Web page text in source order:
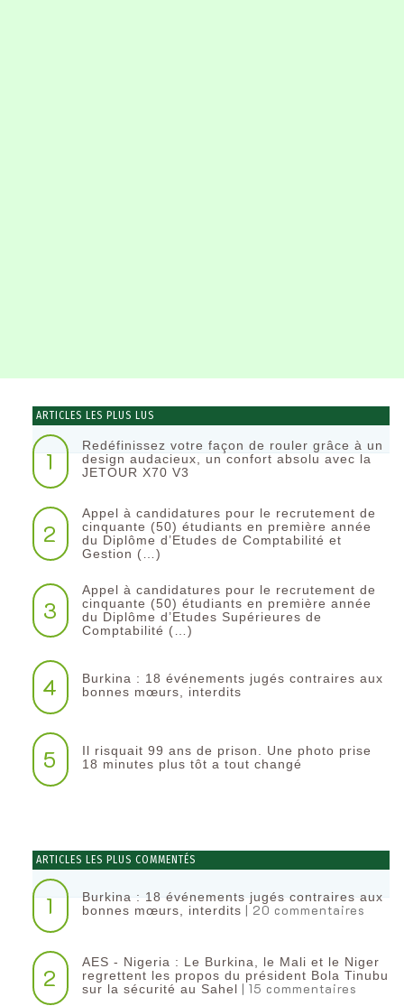
ARTICLES LES PLUS LUS
1
Redéfinissez votre façon de rouler grâce à un
design audacieux, un confort absolu avec la
JETOUR X70 V3
2
Appel à candidatures pour le recrutement de
cinquante (50) étudiants en première année
du Diplôme d’Etudes de Comptabilité et
Gestion (…)
3
Appel à candidatures pour le recrutement de
cinquante (50) étudiants en première année
du Diplôme d’Etudes Supérieures de
Comptabilité (…)
4
Burkina : 18 événements jugés contraires aux
bonnes mœurs, interdits
5
Il risquait 99 ans de prison. Une photo prise
18 minutes plus tôt a tout changé
ARTICLES LES PLUS COMMENTÉS
1
Burkina : 18 événements jugés contraires aux
bonnes mœurs, interdits | 20 commentaires
2
AES - Nigeria : Le Burkina, le Mali et le Niger
regrettent les propos du président Bola Tinubu
sur la sécurité au Sahel | 15 commentaires